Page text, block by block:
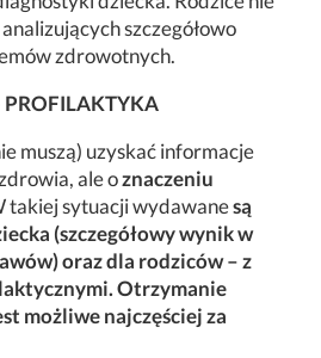
szczegółowo
zdrowotnych.
muszą) uzyskać informacje
ale oznaczeniu
takiej sytuacji wydawanesą
(szczegółowy wynik w
oraz dla rodziców – z
Otrzymanie
możliwe najczęściej za